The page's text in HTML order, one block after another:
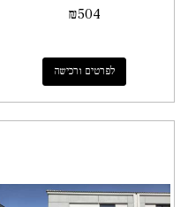
₪504
לפרטים ורכישה